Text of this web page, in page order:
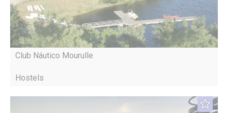
Club Náutico Mourulle
Hostels